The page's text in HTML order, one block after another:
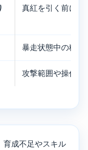
真紅を引く前に撤
暴走状態中の移動
攻撃範囲や操作感
育成不足やスキル